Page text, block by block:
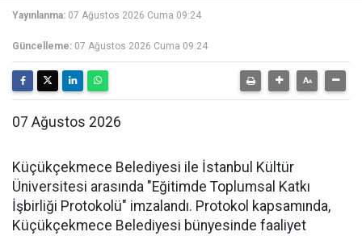
Yayınlanma: 07 Ağustos 2026 Cuma 09:24
Güncelleme: 07 Ağustos 2026 Cuma 09:24
07 Ağustos 2026
Küçükçekmece Belediyesi ile İstanbul Kültür
Üniversitesi arasında "Eğitimde Toplumsal Katkı
İşbirliği Protokolü" imzalandı. Protokol kapsamında,
Küçükçekmece Belediyesi bünyesinde faaliyet